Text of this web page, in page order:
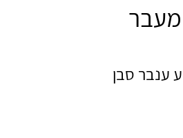
מעבר
ענבר סבן